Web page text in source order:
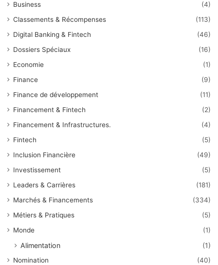
Business
(4)
Classements & Récompenses
(113)
Digital Banking & Fintech
(46)
Dossiers Spéciaux
(16)
Economie
(1)
Finance
(9)
Finance de développement
(11)
Financement & Fintech
(2)
Financement & Infrastructures.
(4)
Fintech
(5)
Inclusion Financière
(49)
Investissement
(5)
Leaders & Carrières
(181)
Marchés & Financements
(334)
Métiers & Pratiques
(5)
Monde
(1)
Alimentation (1)
Nomination
(40)